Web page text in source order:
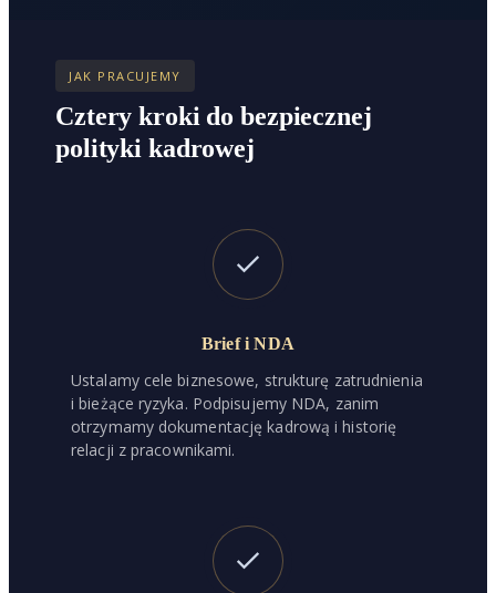
JAK PRACUJEMY
Cztery kroki do bezpiecznej
polityki kadrowej
Brief i NDA
Ustalamy cele biznesowe, strukturę zatrudnienia
i bieżące ryzyka. Podpisujemy NDA, zanim
otrzymamy dokumentację kadrową i historię
relacji z pracownikami.